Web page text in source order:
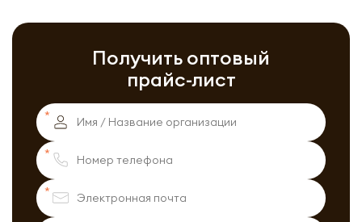
Получить оптовый
прайс-лист